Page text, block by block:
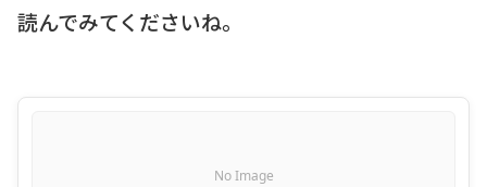
読んでみてくださいね。
No Image